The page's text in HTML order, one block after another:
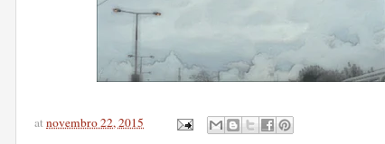
atnovembro 22, 2015